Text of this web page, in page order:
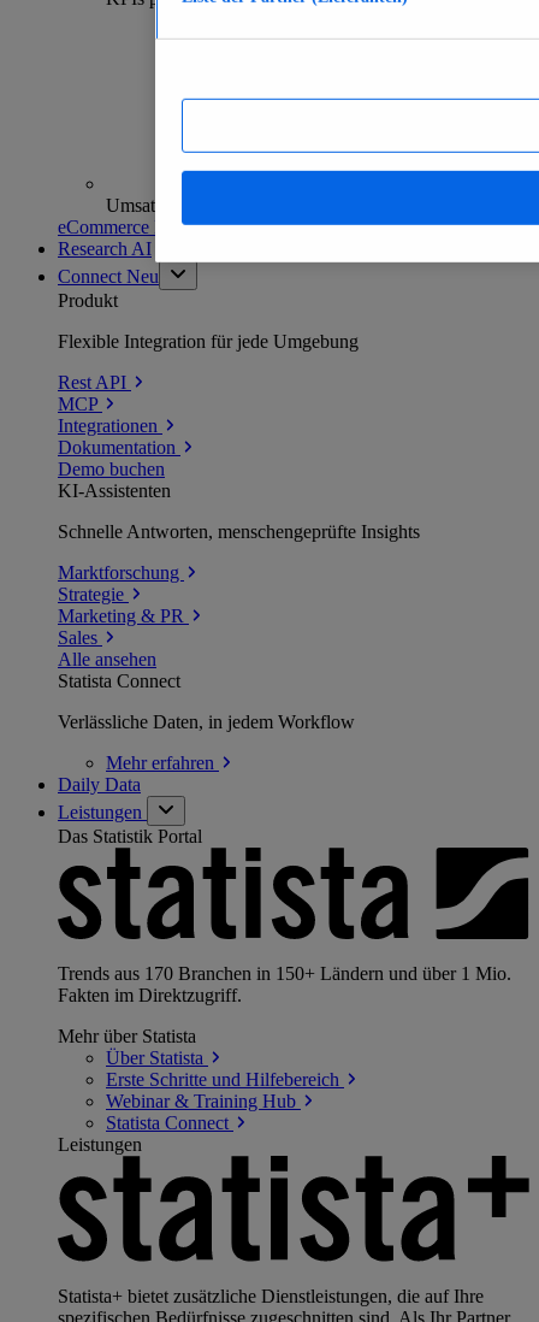
Umsatzanalysen und -prognosen
eCommerce Insights entdecken
Research AI
Connect Neu
Produkt
Flexible Integration für jede Umgebung
Rest API
MCP
Integrationen
Dokumentation
Demo buchen
KI-Assistenten
Schnelle Antworten, menschengeprüfte Insights
Marktforschung
Strategie
Marketing & PR
Sales
Alle ansehen
Statista Connect
Verlässliche Daten, in jedem Workflow
Mehrerfahren
Daily Data
Leistungen
Das Statistik Portal
Trends aus 170 Branchen in 150+ Ländern und über 1 Mio.
Fakten im Direktzugriff.
Mehr über Statista
Über Statista
Erste Schritte und Hilfebereich
Webinar & Training Hub
Statista Connect
Leistungen
Statista+ bietet zusätzliche Dienstleistungen, die auf Ihre
spezifischen Bedürfnisse zugeschnitten sind. Als Ihr Partner